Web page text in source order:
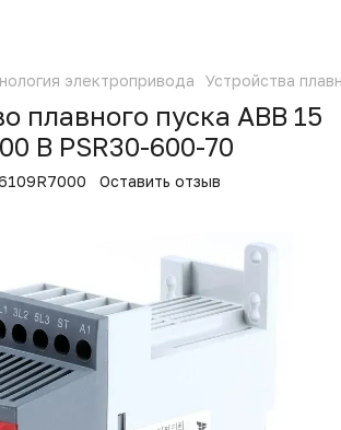
электропривода Устройства
плавного пуска ABB 15
В PSR30-600-70
Оставить отзыв